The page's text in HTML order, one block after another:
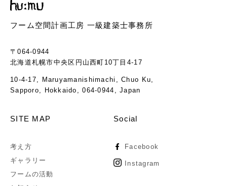
フーム空間計画工房 一級建築士事務所
〒064-0944
北海道札幌市中央区円山西町10丁目4-17
10-4-17, Maruyamanishimachi, Chuo Ku,
Sapporo, Hokkaido, 064-0944, Japan
SITE MAP
考え方
ギャラリー
フームの活動
Social
Facebook
Instagram